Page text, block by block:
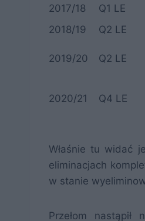
2017/18
Q1 LE
2018/19
Q2 LE
2019/20 Q2 LE
2020/21 Q4 LE
Właśnie tu widać
eliminacjach
w stanie
Przełom